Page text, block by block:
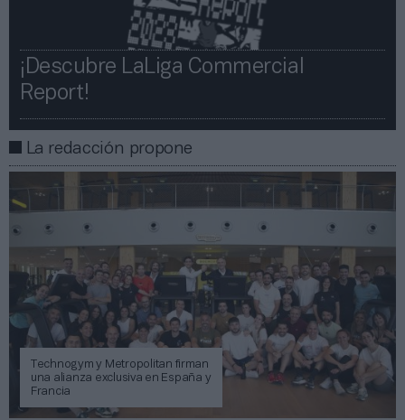
¡Descubre LaLiga Commercial
Report!​​
La redacción propone
Technogym y Metropolitan firman
una alianza exclusiva en España y
Francia